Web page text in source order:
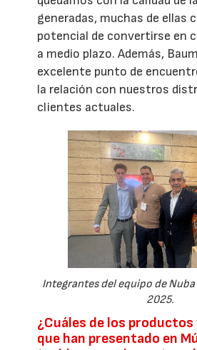
generadas, muchas de ellas
potencial de convertirse en
a medio plazo. Además,
excelente punto de
la relación con nuestros
clientes actuales.
Integrantes del equipo de
2025.
¿Cuáles de los
que han presentado en